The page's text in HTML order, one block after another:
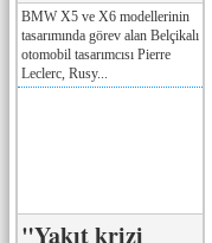
BMW X5 ve X6 modellerinin
tasarımında görev alan Belçikalı
otomobil tasarımcısı Pierre
Leclerc, Rusy...
"Yakıt krizi